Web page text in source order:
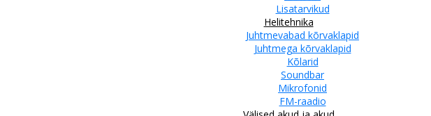
Lisatarvikud
Helitehnika
Juhtmevabad kõrvaklapid
Juhtmega kõrvaklapid
Kõlarid
Soundbar
Mikrofonid
FM-raadio